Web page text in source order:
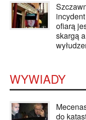
ofiarą
skargą
WYWIADY
do